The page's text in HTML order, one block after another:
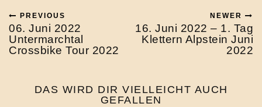
PREVIOUS
06. Juni 2022
Untermarchtal
Crossbike Tour 2022
NEWER
16. Juni 2022 – 1. Tag
Klettern Alpstein Juni
2022
DAS WIRD DIR VIELLEICHT AUCH
GEFALLEN